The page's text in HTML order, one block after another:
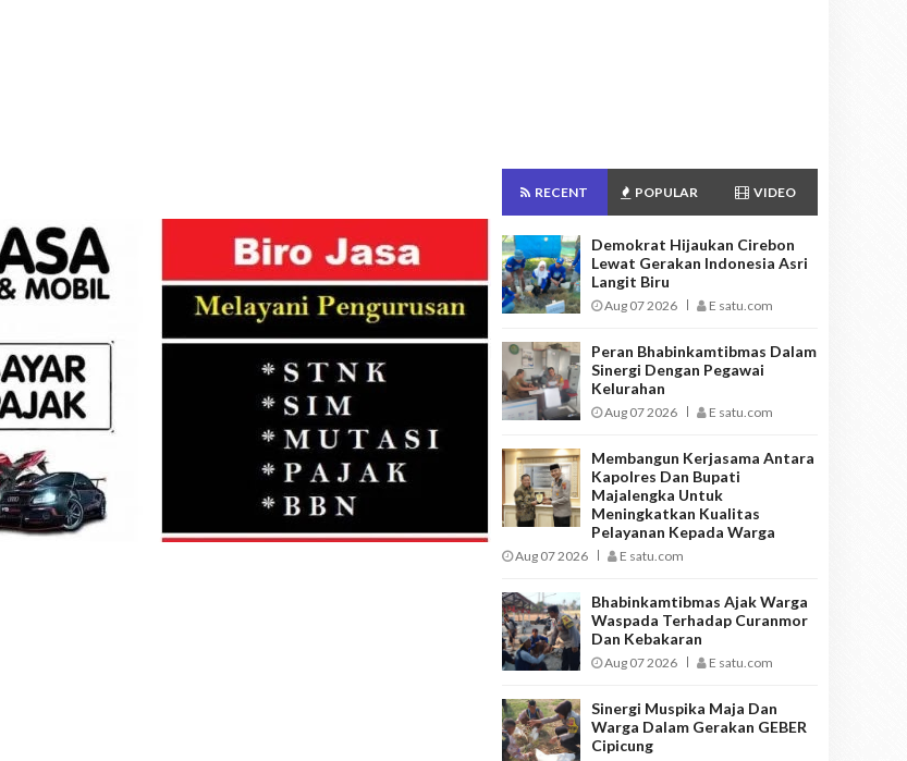
RECENT POPULAR VIDEO
Demokrat Hijaukan Cirebon
Lewat Gerakan Indonesia Asri
Langit Biru
Aug 07 2026 E satu.com
Peran Bhabinkamtibmas Dalam
Sinergi Dengan Pegawai
Kelurahan
Aug 07 2026 E satu.com
Membangun Kerjasama Antara
Kapolres Dan Bupati
Majalengka Untuk
Meningkatkan Kualitas
Pelayanan Kepada Warga
Aug 07 2026 E satu.com
Bhabinkamtibmas Ajak Warga
Waspada Terhadap Curanmor
Dan Kebakaran
Aug 07 2026 E satu.com
Sinergi Muspika Maja Dan
Warga Dalam Gerakan GEBER
Cipicung